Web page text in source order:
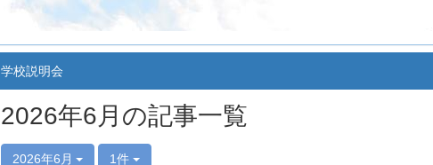
学校説明会
2026年6月の記事一覧
2026年6月 1件